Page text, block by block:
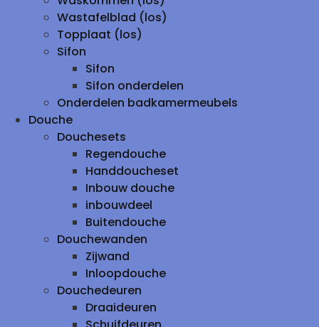
Wastafelblad (los)
Topplaat (los)
Sifon
Sifon
Sifon onderdelen
Onderdelen badkamermeubels
Douche
Douchesets
Regendouche
Handdoucheset
Inbouw douche
inbouwdeel
Buitendouche
Douchewanden
Zijwand
Inloopdouche
Douchedeuren
Draaideuren